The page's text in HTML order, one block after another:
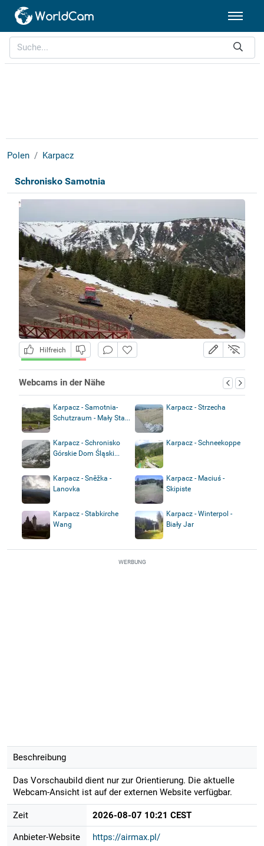
Polen Karpacz
Schronisko Samotnia
Hilfreich
Webcams in der Nähe
Karpacz - Samotnia-
Schutzraum - Mały Sta...
Karpacz - Strzecha
Karpacz - Schronisko
Górskie Dom Śląski...
Karpacz - Schneekoppe
Karpacz - Sněžka -
Lanovka
Karpacz - Maciuś -
Skipiste
Karpacz - Stabkirche
Wang
Karpacz - Winterpol -
Biały Jar
WERBUNG
Beschreibung
Das Vorschaubild dient nur zur Orientierung. Die aktuelle
Webcam-Ansicht ist auf der externen Website verfügbar.
Zeit 2026-08-07 10:21 CEST
Anbieter-Website https://airmax.pl/